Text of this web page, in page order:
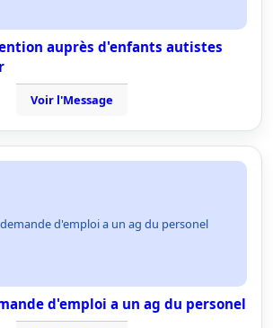
auprès d'enfants autistes
Voir l'Message
d'emploi a un ag du personel
d'emploi a un ag du personel